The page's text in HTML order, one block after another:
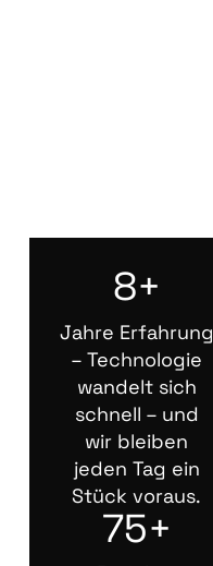
8+
Jahre Erfahrung
– Technologie
wandelt sich
schnell – und
wir bleiben
jeden Tag ein
Stück voraus.
75+